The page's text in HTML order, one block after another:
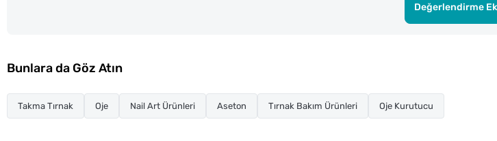
Değerlendirme
Bunlara da Göz Atın
Takma Tırnak Oje Nail Art Ürünleri Aseton Tırnak Bakım Ürünleri Oje Kurutucu